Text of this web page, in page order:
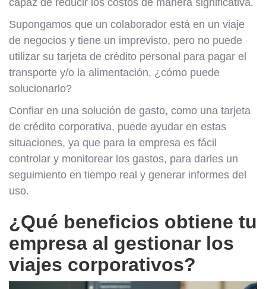
capaz de reducir los costos de manera significativa.
Supongamos que un colaborador está en un viaje
de negocios y tiene un imprevisto, pero no puede
utilizar su tarjeta de crédito personal para pagar el
transporte y/o la alimentación, ¿cómo puede
solucionarlo?
Confiar en una solución de gasto, como una tarjeta
de crédito corporativa, puede ayudar en estas
situaciones, ya que para la empresa es fácil
controlar y monitorear los gastos, para darles un
seguimiento en tiempo real y generar informes del
uso.
¿Qué beneficios obtiene tu
empresa al gestionar los
viajes corporativos?